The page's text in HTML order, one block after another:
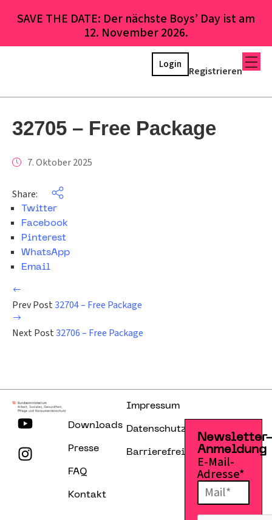
SAVE THE DATE: Der nächste Boys’ Day ist am
12. November 2026.
Registrieren
Login
32705 – Free Package
7. Oktober 2025
Share:
Twitter
Facebook
Pinterest
WhatsApp
Email
Prev Post32704 – Free Package
Next Post32706 – Free Package
Downloads
Presse
FAQ
Kontakt
Impressum
Datenschutzerklärung
Barrierefreiheitserklärung
Anmeldung
E-Mail-
Adresse*